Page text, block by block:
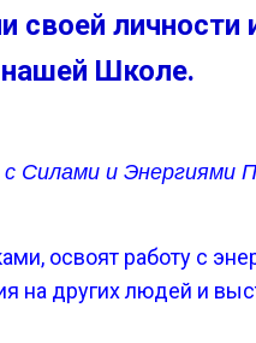
своей личности
нашей Школе.
Силами и Энергиями
освоят работу с
на других людей и